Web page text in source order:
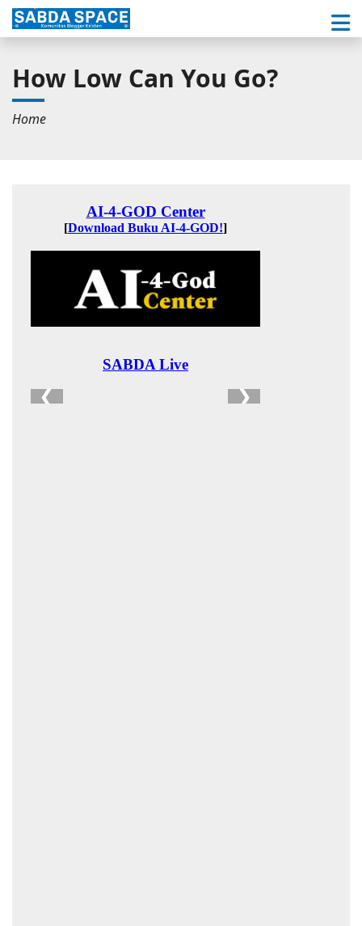
How Low Can You Go?
Home